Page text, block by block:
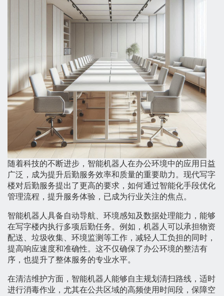
随着科技的不断进步，智能机器人在办公环境中的应用日益
广泛，成为提升后勤服务效率和质量的重要助力。现代写字
楼对后勤服务提出了更高的要求，如何通过智能化手段优化
管理流程，提升服务体验，已成为行业关注的焦点。
智能机器人具备自动导航、环境感知及数据处理能力，能够
在写字楼内执行多项后勤任务。例如，机器人可以承担物资
配送、垃圾收集、环境监测等工作，减轻人工负担的同时，
提高响应速度和准确性。这不仅确保了办公环境的整洁有
序，也提升了整体服务的专业水平。
在清洁维护方面，智能机器人能够自主规划清扫路线，适时
进行消毒作业，尤其在公共区域的高频使用时间段，保障空